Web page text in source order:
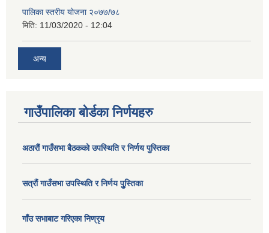
पालिका स्तरीय योजना २०७७/७८
मिति: 11/03/2020 - 12:04
अन्य
गाउँपालिका बोर्डका निर्णयहरु
अठाराैं गाउँसभा बैठकको उपस्थिति र निर्णय पुस्तिका
सत्राैं गाउँसभा उपस्थिति र निर्णय पुु्स्तिका
गाँउ सभाबाट गरिएका निण्रृय